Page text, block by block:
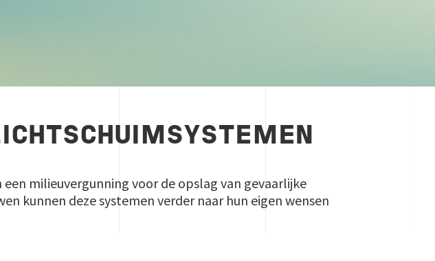
milieuvergunning voor de opslag van gevaarlijke
kunnen deze systemen verder naar hun eigen wensen